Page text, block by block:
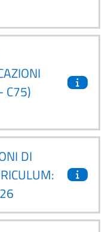
C75)
DI